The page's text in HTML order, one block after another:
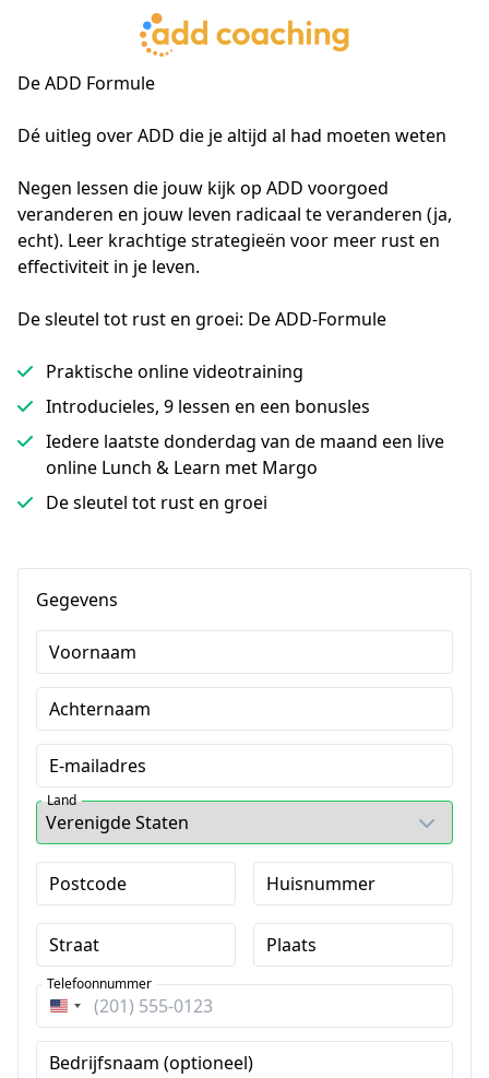
De ADD Formule
Dé uitleg over ADD die je altijd al had moeten weten
Negen lessen die jouw kijk op ADD voorgoed
veranderen en jouw leven radicaal te veranderen (ja,
echt). Leer krachtige strategieën voor meer rust en
effectiviteit in je leven.
De sleutel tot rust en groei: De ADD-Formule
Praktische online videotraining
Introducieles, 9 lessen en een bonusles
Iedere laatste donderdag van de maand een live
online Lunch & Learn met Margo
De sleutel tot rust en groei
Gegevens
Voornaam
Achternaam
E-mailadres
Land
Postcode Huisnummer
Straat Plaats
Verenigde
Staten
+1
Telefoonnummer
Bedrijfsnaam (optioneel)